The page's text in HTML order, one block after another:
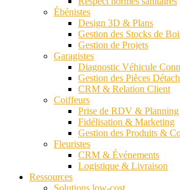
Ébénistes
Design 3D & Plans
Gestion des Stocks de
Gestion de Projets
Garagistes
Diagnostic Véhicule
Gestion des Pièces
CRM & Relation Client
Coiffeurs
Prise de RDV & Planning
Fidélisation & Marketing
Gestion des Produits &
Fleuristes
CRM & Événements
Logistique & Livraison
Ressources
Solutions low-cost